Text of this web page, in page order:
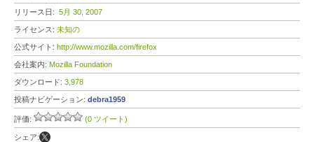
リリース日: 5月 30, 2007
ライセンス: 未知の
公式サイト: http://www.mozilla.com/firefox
会社案内: Mozilla Foundation
ダウンロード: 3,978
投稿ナビゲーション: debra1959
評価: (0 ツイート)
シェア: